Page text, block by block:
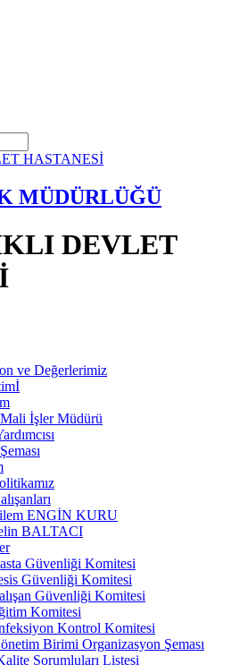
MÜDÜRLÜĞÜ
DEVLET
ve Değerlerimiz
İşler Müdürü
ENGİN KURU
BALTACI
Güvenliği Komitesi
Güvenliği Komitesi
Güvenliği Komitesi
Komitesi
Kontrol Komitesi
Birimi Organizasyon Şeması
Sorumluları Listesi